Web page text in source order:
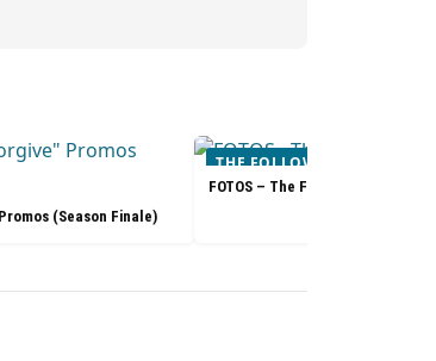
(Season Finale)
THE FOLLOWING
FOTOS – The Following 2x14